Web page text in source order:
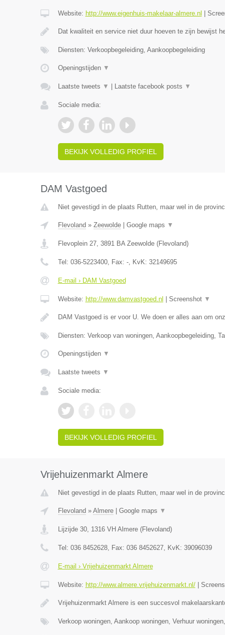
Website: http://www.eigenhuis-makelaar-almere.nl
Dat kwaliteit en service niet duur hoeven te zijn bewijst
Diensten: Verkoopbegeleiding, Aankoopbegeleiding
Openingstijden ▼
Laatste tweets ▼ Laatste facebook posts ▼
Sociale media:
BEKIJK VOLLEDIG PROFIEL
DAM Vastgoed
Niet gevestigd in de plaats Rutten, maar wel in de
Flevoland » Zeewolde| Google maps ▼
Flevoplein 27, 3891 BA Zeewolde(Flevoland)
Tel: 036-5223400, Fax: -, KvK: 32149695
E-mail › DAM Vastgoed
Website: http://www.damvastgoed.nl Screenshot ▼
DAM Vastgoed is er voor U. We doen er alles aan om
Diensten: Verkoop van woningen, Aankoopbegeleiding,
Openingstijden ▼
Laatste tweets ▼
Sociale media:
BEKIJK VOLLEDIG PROFIEL
Vrijehuizenmarkt Almere
Niet gevestigd in de plaats Rutten, maar wel in de
Flevoland » Almere| Google maps ▼
Lijzijde 30, 1316 VH Almere(Flevoland)
Tel: 036 8452628, Fax: 036 8452627, KvK: 39096039
E-mail › Vrijehuizenmarkt Almere
Website: http://www.almere.vrijehuizenmarkt.nl/|
Vrijehuizenmarkt Almere is een succesvol
Verkoop woningen, Aankoop woningen, Verhuur